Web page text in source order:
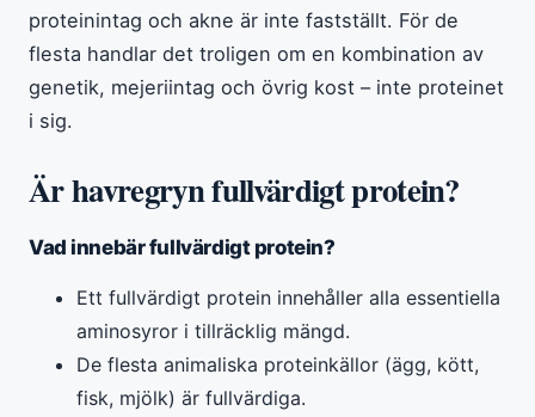
proteinintag och akne är inte fastställt. För de
flesta handlar det troligen om en kombination av
genetik, mejeriintag och övrig kost – inte proteinet
i sig.
Är havregryn fullvärdigt protein?
Vad innebär fullvärdigt protein?
Ett fullvärdigt protein innehåller alla essentiella
aminosyror i tillräcklig mängd.
De flesta animaliska proteinkällor (ägg, kött,
fisk, mjölk) är fullvärdiga.